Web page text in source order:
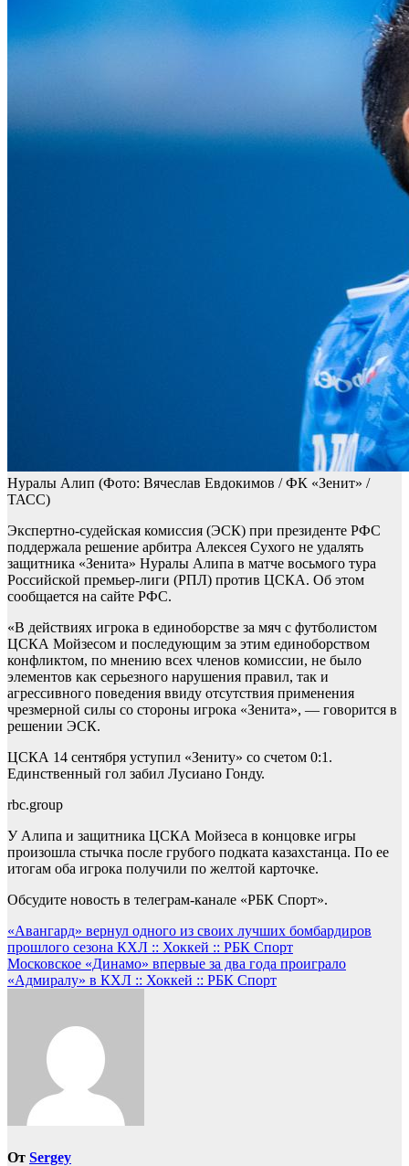
Нуралы Алип (Фото: Вячеслав Евдокимов / ФК «Зенит» /
ТАСС)
Экспертно-судейская комиссия (ЭСК) при президенте РФС
поддержала решение арбитра Алексея Сухого не удалять
защитника «Зенита» Нуралы Алипа в матче восьмого тура
Российской премьер-лиги (РПЛ) против ЦСКА. Об этом
сообщается на сайте РФС.
«В действиях игрока в единоборстве за мяч с футболистом
ЦСКА Мойзесом и последующим за этим единоборством
конфликтом, по мнению всех членов комиссии, не было
элементов как серьезного нарушения правил, так и
агрессивного поведения ввиду отсутствия применения
чрезмерной силы со стороны игрока «Зенита», — говорится в
решении ЭСК.
ЦСКА 14 сентября уступил «Зениту» со счетом 0:1.
Единственный гол забил Лусиано Гонду.
rbc.group
У Алипа и защитника ЦСКА Мойзеса в концовке игры
произошла стычка после грубого подката казахстанца. По ее
итогам оба игрока получили по желтой карточке.
Обсудите новость в телеграм-канале «РБК Спорт».
Навигация
по
записям
«Авангард» вернул одного из своих лучших бомбардиров
прошлого сезона КХЛ :: Хоккей :: РБК Спорт
Московское «Динамо» впервые за два года проиграло
«Адмиралу» в КХЛ :: Хоккей :: РБК Спорт
От Sergey